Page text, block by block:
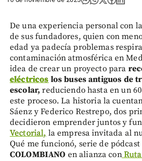
De una experiencia personal con
de sus fundadores, quien con
edad ya padecía problemas
contaminación atmosférica en
idea de crear un proyecto para
eléctricos los buses antiguos de
escolar, reduciendo hasta en un
este proceso. La historia la
Sáenz y Federico Restrepo, dos
decidieron emprender juntos y
Vectorial, la empresa invitada al
Qué me funcionó, serie de pódcast
COLOMBIANO en alianza con